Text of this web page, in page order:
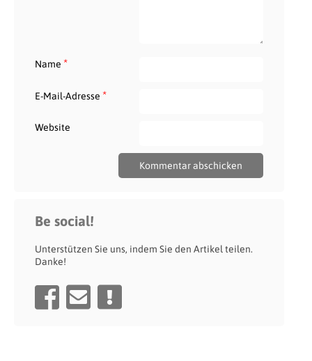
Name *
E-Mail-Adresse *
Website
Be social!
Unterstützen Sie uns, indem Sie den Artikel teilen.
Danke!